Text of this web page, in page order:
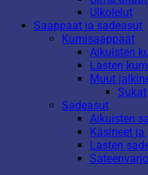
Ulkolelut
Saappaat ja sadeasut
Kumisaappaat
Aikuisten
Lasten
Muut
Sukat
Sadeasut
Aikuisten
Käsineet
Lasten